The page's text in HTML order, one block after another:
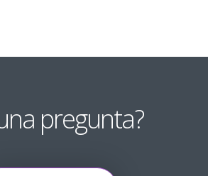
pregunta?